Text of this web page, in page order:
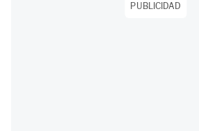
PUBLICIDAD